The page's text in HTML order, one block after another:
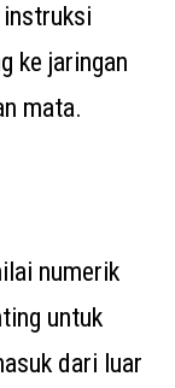
ke jaringan
mata.
numerik
untuk
dari luar